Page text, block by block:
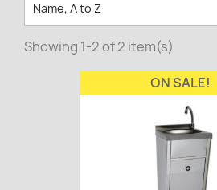
Name, A to Z
Showing 1-2 of 2 item(s)
ON SALE!